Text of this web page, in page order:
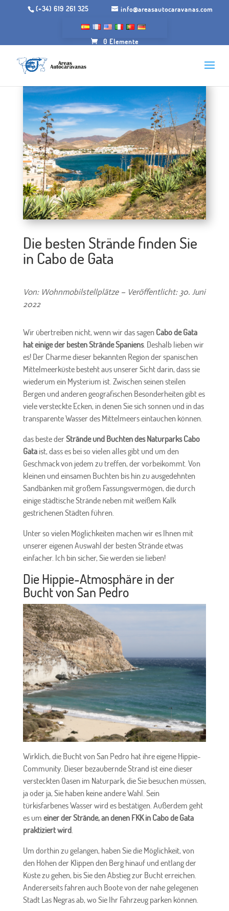
(+34) 619 261 325 info@areasautocaravanas.com
0 Elemente
Die besten Strände finden Sie
in Cabo de Gata
Von: Wohnmobilstellplätze – Veröffentlicht: 30. Juni
2022
Wir übertreiben nicht, wenn wir das sagen Cabo de Gata
hat einige der besten Strände Spaniens. Deshalb lieben wir
es! Der Charme dieser bekannten Region der spanischen
Mittelmeerküste besteht aus unserer Sicht darin, dass sie
wiederum ein Mysterium ist. Zwischen seinen steilen
Bergen und anderen geografischen Besonderheiten gibt es
viele versteckte Ecken, in denen Sie sich sonnen und in das
transparente Wasser des Mittelmeers eintauchen können.
das beste derStrände und Buchten des Naturparks Cabo
Gataist, dass es bei so vielen alles gibt und um den
Geschmack von jedem zu treffen, der vorbeikommt. Von
kleinen und einsamen Buchten bis hin zu ausgedehnten
Sandbänken mit großem Fassungsvermögen, die durch
einige städtische Strände neben mit weißem Kalk
gestrichenen Städten führen.
Unter so vielen Möglichkeiten machen wir es Ihnen mit
unserer eigenen Auswahl der besten Strände etwas
einfacher. Ich bin sicher, Sie werden sie lieben!
Die Hippie-Atmosphäre in der
Bucht von San Pedro
Wirklich, die Bucht von San Pedro hat ihre eigene Hippie-
Community. Dieser bezaubernde Strand ist eine dieser
versteckten Oasen im Naturpark, die Sie besuchen müssen,
ja oder ja, Sie haben keine andere Wahl. Sein
türkisfarbenes Wasser wird es bestätigen. Außerdem geht
es um einer der Strände, an denen FKK in Cabo de Gata
praktiziert wird.
Um dorthin zu gelangen, haben Sie die Möglichkeit, von
den Höhen der Klippen den Berg hinauf und entlang der
Küste zu gehen, bis Sie den Abstieg zur Bucht erreichen.
Andererseits fahren auch Boote von der nahe gelegenen
Stadt Las Negras ab, wo Sie Ihr Fahrzeug parken können.